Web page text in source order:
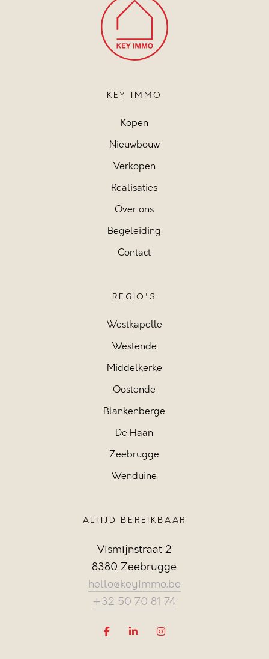
KEY IMMO
Kopen
Nieuwbouw
Verkopen
Realisaties
Over ons
Begeleiding
Contact
REGIO'S
Westkapelle
Westende
Middelkerke
Oostende
Blankenberge
De Haan
Zeebrugge
Wenduine
ALTIJD BEREIKBAAR
Vismijnstraat 2
8380 Zeebrugge
hello@keyimmo.be
+32 50 70 81 74